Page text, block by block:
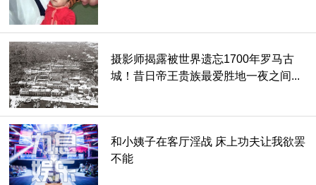
摄影师揭露被世界遗忘1700年罗马古
城！昔日帝王贵族最爱胜地一夜之间...
和小姨子在客厅淫战 床上功夫让我欲罢
不能